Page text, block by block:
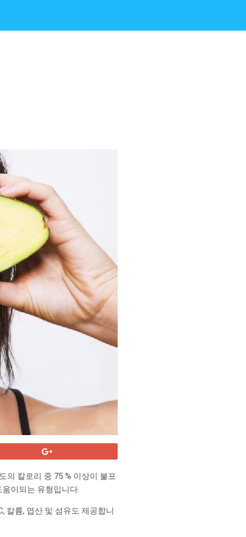
의 칼로리 중 75 % 이상이 불포
이되는 유형입니다.
칼륨, 엽산 및 섬유도 제공합니